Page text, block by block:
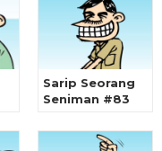
Sarip Seorang
Seniman #83